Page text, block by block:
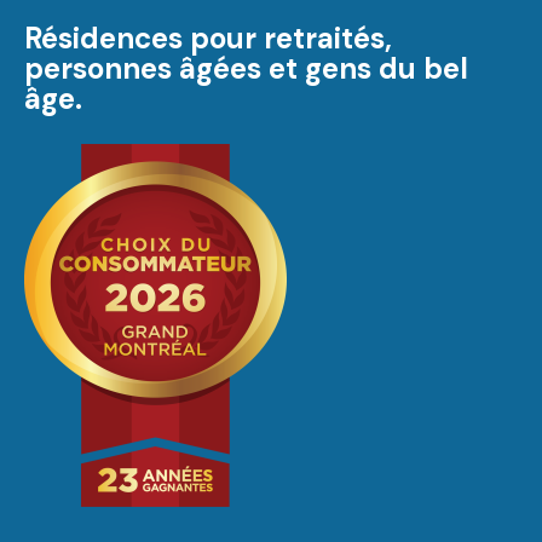
Résidences pour retraités,
personnes âgées et gens du bel
âge.